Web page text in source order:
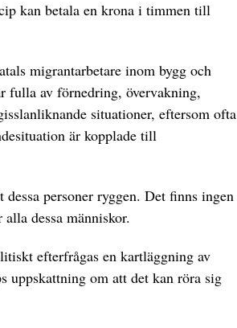
kan betala en krona i timmen till
migrantarbetare inom bygg och
fulla av förnedring, övervakning,
situationer, eftersom ofta
är kopplade till
personer ryggen. Det finns ingen
dessa människor.
efterfrågas en kartläggning av
uppskattning om att det kan röra sig